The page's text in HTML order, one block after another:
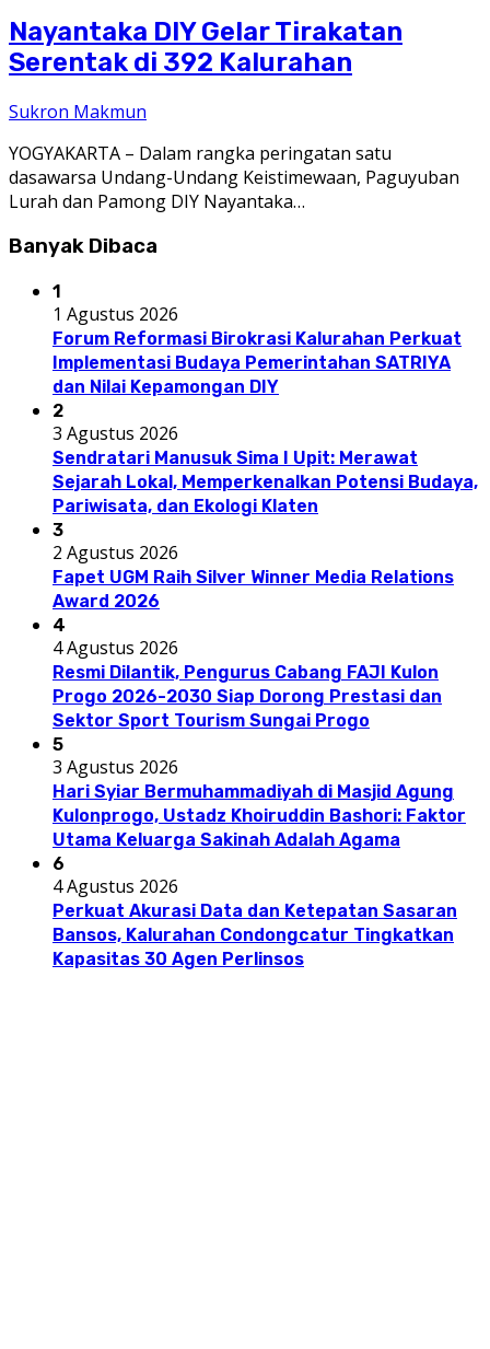
Nayantaka DIY Gelar Tirakatan
Serentak di 392 Kalurahan
Sukron Makmun
YOGYAKARTA – Dalam rangka peringatan satu
dasawarsa Undang-Undang Keistimewaan, Paguyuban
Lurah dan Pamong DIY Nayantaka…
Banyak Dibaca
1
1 Agustus 2026
Forum Reformasi Birokrasi Kalurahan Perkuat
Implementasi Budaya Pemerintahan SATRIYA
dan Nilai Kepamongan DIY
2
3 Agustus 2026
Sendratari Manusuk Sima I Upit: Merawat
Sejarah Lokal, Memperkenalkan Potensi Budaya,
Pariwisata, dan Ekologi Klaten
3
2 Agustus 2026
Fapet UGM Raih Silver Winner Media Relations
Award 2026
4
4 Agustus 2026
Resmi Dilantik, Pengurus Cabang FAJI Kulon
Progo 2026-2030 Siap Dorong Prestasi dan
Sektor Sport Tourism Sungai Progo
5
3 Agustus 2026
Hari Syiar Bermuhammadiyah di Masjid Agung
Kulonprogo, Ustadz Khoiruddin Bashori: Faktor
Utama Keluarga Sakinah Adalah Agama
6
4 Agustus 2026
Perkuat Akurasi Data dan Ketepatan Sasaran
Bansos, Kalurahan Condongcatur Tingkatkan
Kapasitas 30 Agen Perlinsos